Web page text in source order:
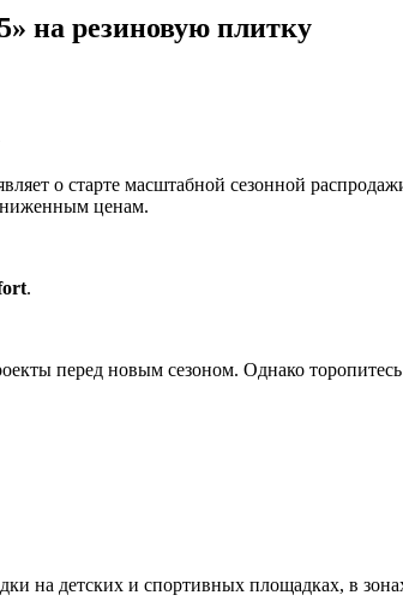
на резиновую плитку
о старте масштабной сезонной
ценам.
.
перед новым сезоном. Однако торопитесь
на детских и спортивных площадках, в